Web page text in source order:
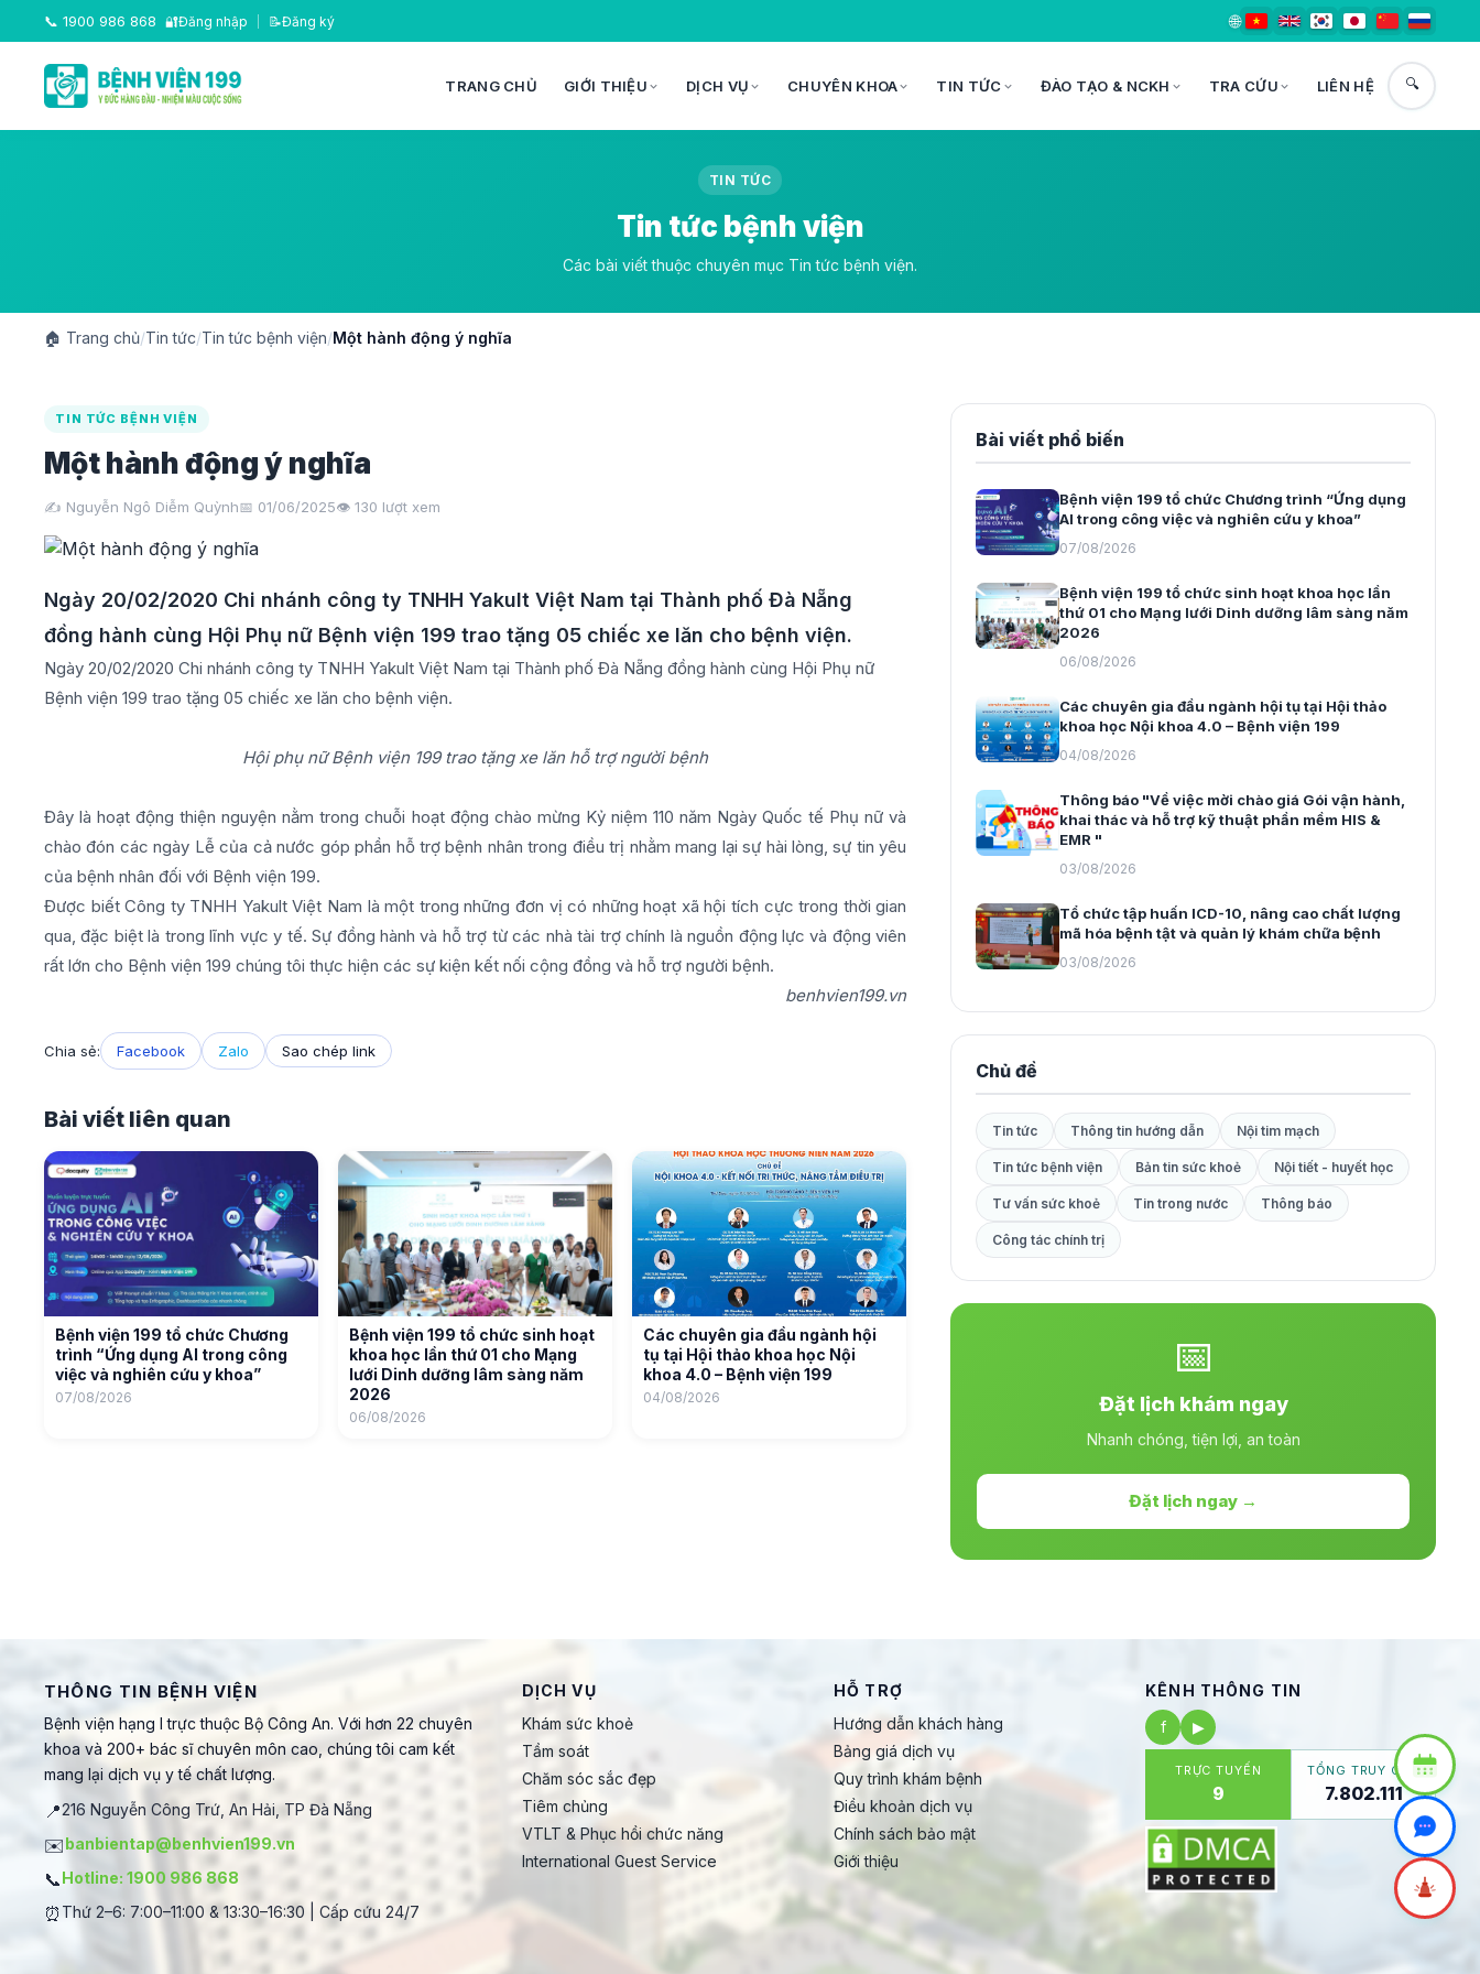
📞 1900 986 868 🔐Đăng nhập 📝Đăng ký 🌐
TRANG CHỦ GIỚI THIỆU DỊCH VỤ CHUYÊN KHOA TIN TỨC ĐÀO TẠO & NCKH TRA CỨU LIÊN HỆ 🔍
TIN TỨC
Tin tức bệnh viện
Các bài viết thuộc chuyên mục Tin tức bệnh viện.
🏠 Trang chủ/Tin tức/Tin tức bệnh viện/Một hành động ý nghĩa
TIN TỨC BỆNH VIỆN
Một hành động ý nghĩa
✍️ Nguyễn Ngô Diễm Quỳnh📅 01/06/2025👁️ 130 lượt xem
Ngày 20/02/2020 Chi nhánh công ty TNHH Yakult Việt Nam tại Thành phố Đà Nẵng
đồng hành cùng Hội Phụ nữ Bệnh viện 199 trao tặng 05 chiếc xe lăn cho bệnh viện.
Ngày 20/02/2020 Chi nhánh công ty TNHH Yakult Việt Nam tại Thành phố Đà Nẵng đồng hành cùng Hội Phụ nữ
Bệnh viện 199 trao tặng 05 chiếc xe lăn cho bệnh viện.
Hội phụ nữ Bệnh viện 199 trao tặng xe lăn hỗ trợ người bệnh
Đây là hoạt động thiện nguyện nằm trong chuỗi hoạt động chào mừng Kỷ niệm 110 năm Ngày Quốc tế Phụ nữ và
chào đón các ngày Lễ của cả nước góp phần hỗ trợ bệnh nhân trong điều trị nhằm mang lại sự hài lòng, sự tin yêu
của bệnh nhân đối với Bệnh viện 199.
Được biết Công ty TNHH Yakult Việt Nam là một trong những đơn vị có những hoạt xã hội tích cực trong thời gian
qua, đặc biệt là trong lĩnh vực y tế. Sự đồng hành và hỗ trợ từ các nhà tài trợ chính là nguồn động lực và động viên
rất lớn cho Bệnh viện 199 chúng tôi thực hiện các sự kiện kết nối cộng đồng và hỗ trợ người bệnh.
benhvien199.vn
Chia sẻ: Facebook Zalo Sao chép link
Bài viết liên quan
Bệnh viện 199 tổ chức Chương
trình “Ứng dụng AI trong công
việc và nghiên cứu y khoa”
07/08/2026
Bệnh viện 199 tổ chức sinh hoạt
khoa học lần thứ 01 cho Mạng
lưới Dinh dưỡng lâm sàng năm
2026
06/08/2026
Các chuyên gia đầu ngành hội
tụ tại Hội thảo khoa học Nội
khoa 4.0 – Bệnh viện 199
04/08/2026
Bài viết phổ biến
Bệnh viện 199 tổ chức Chương trình “Ứng dụng
AI trong công việc và nghiên cứu y khoa”
07/08/2026
Bệnh viện 199 tổ chức sinh hoạt khoa học lần
thứ 01 cho Mạng lưới Dinh dưỡng lâm sàng năm
2026
06/08/2026
Các chuyên gia đầu ngành hội tụ tại Hội thảo
khoa học Nội khoa 4.0 – Bệnh viện 199
04/08/2026
Thông báo "Về việc mời chào giá Gói vận hành,
khai thác và hỗ trợ kỹ thuật phần mềm HIS &
EMR "
03/08/2026
Tổ chức tập huấn ICD-10, nâng cao chất lượng
mã hóa bệnh tật và quản lý khám chữa bệnh
03/08/2026
Chủ đề
Tin tức Thông tin hướng dẫn Nội tim mạch
Tin tức bệnh viện Bản tin sức khoẻ Nội tiết - huyết học
Tư vấn sức khoẻ Tin trong nước Thông báo
Công tác chính trị
📅
Đặt lịch khám ngay
Nhanh chóng, tiện lợi, an toàn
Đặt lịch ngay →
THÔNG TIN BỆNH VIỆN
Bệnh viện hạng I trực thuộc Bộ Công An. Với hơn 22 chuyên
khoa và 200+ bác sĩ chuyên môn cao, chúng tôi cam kết
mang lại dịch vụ y tế chất lượng.
📍216 Nguyễn Công Trứ, An Hải, TP Đà Nẵng
✉️banbientap@benhvien199.vn
📞Hotline: 1900 986 868
⏰ Thứ 2–6: 7:00–11:00 & 13:30–16:30 | Cấp cứu 24/7
DỊCH VỤ
Khám sức khoẻ
Tầm soát
Chăm sóc sắc đẹp
Tiêm chủng
VTLT & Phục hồi chức năng
International Guest Service
HỖ TRỢ
Hướng dẫn khách hàng
Bảng giá dịch vụ
Quy trình khám bệnh
Điều khoản dịch vụ
Chính sách bảo mật
Giới thiệu
KÊNH THÔNG TIN
f
▶
TRỰC TUYẾN
9
TỔNG TRUY CẬP
7.802.111